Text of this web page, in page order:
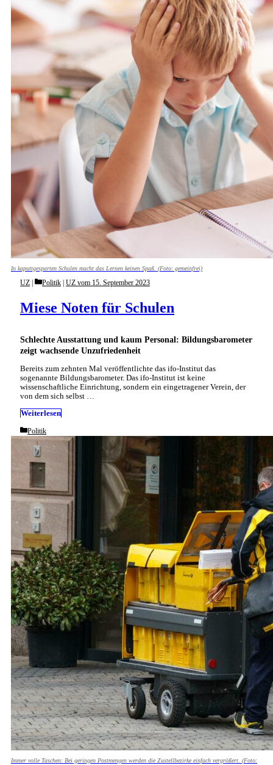
In kaputtgesparten Schulen macht das Lernen keinen Spaß. (Foto: gemeinfrei)
Schlechte Ausstattung und kaum Personal: Bildungsbarometer
zeigt wachsende Unzufriedenheit
Miese Noten für Schulen
UZ Categories
Politik UZ vom 15. September 2023
Bereits zum zehnten Mal veröffentlichte das ifo-Institut das
sogenannte Bildungsbarometer. Das ifo-Institut ist keine
wissenschaftliche Einrichtung, sondern ein eingetragener Verein, der
von dem sich selbst …
Weiterlesen
Categories
Politik
Immer volle Taschen: Bei geringen Postmengen werden die Zustellbezirke einfach vergrößert. (Foto: